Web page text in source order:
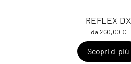
REFLEX DX
da 260,00 €
Scopri di più